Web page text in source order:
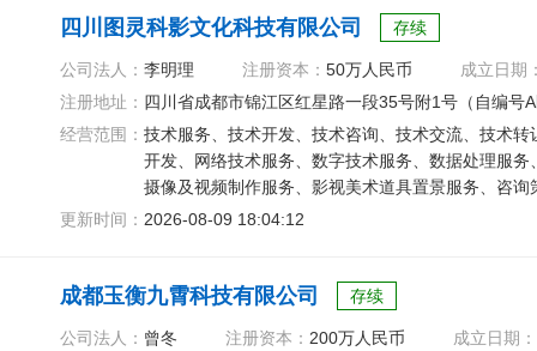
四川图灵科影文化科技有限公司 存续
公司法人： 李明理 注册资本： 50万人民币
成立日期
注册地址： 四川省成都市锦江区红星路一段35号附1号（自编号
经营范围： 技术服务、技术开发、技术咨询、技术交流、技术
开发、网络技术服务、数字技术服务、数据处理服
摄像及视频制作服务、影视美术道具置景服务、咨
服务、摄影扩印服务
更新时间： 2026-08-09 18:04:12
成都玉衡九霄科技有限公司 存续
公司法人： 曾冬 注册资本： 200万人民币
成立日期：